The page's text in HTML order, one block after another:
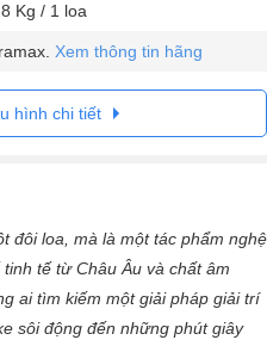
Kg / 1 loa
Xem thông tin hãng
hình chi tiết
đôi loa, mà là một tác phẩm nghệ
tế từ Châu Âu và chất âm
ai tìm kiếm một giải pháp giải trí
sôi động đến những phút giây